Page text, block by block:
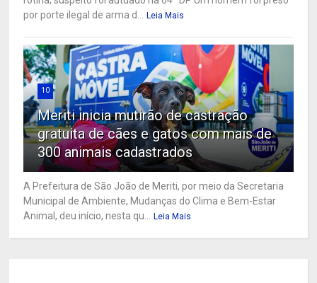
por porte ilegal de arma d... Leia Mais
10
Meriti inicia mutirão de castração
gratuita de cães e gatos com mais de
300 animais cadastrados
A Prefeitura de São João de Meriti, por meio da Secretaria
Municipal de Ambiente, Mudanças do Clima e Bem-Estar
Animal, deu início, nesta qu... Leia Mais